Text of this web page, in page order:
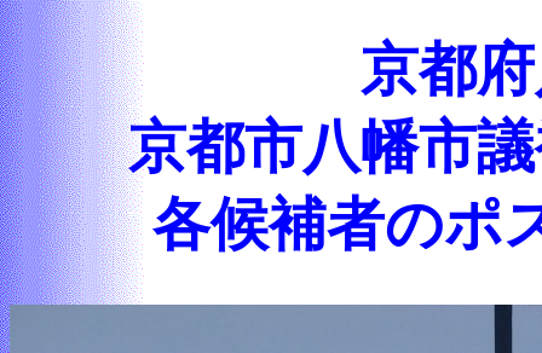
京都
京都市八幡市
各候補者のポ